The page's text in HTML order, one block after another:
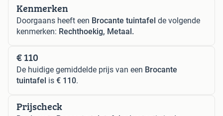
Kenmerken
Doorgaans heeft een Brocante tuintafel de volgende
kenmerken: Rechthoekig, Metaal.
€ 110
De huidige gemiddelde prijs van een Brocante
tuintafel is € 110.
Prijscheck